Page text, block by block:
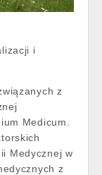
i
z
Medicum.
Medycznej w
z